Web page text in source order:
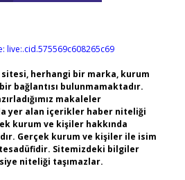
live:.cid.575569c608265c69
herhangi bir marka, kurum
bağlantısı bulunmamaktadır.
makaleler
yer alan içerikler haber niteliği
kurum ve kişiler hakkında
Gerçek kurum ve kişiler ile isim
Sitemizdeki bilgiler
niteliği taşımazlar.